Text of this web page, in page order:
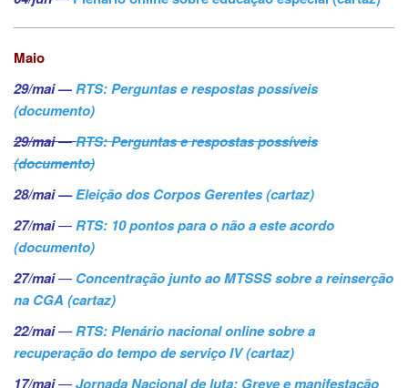
Maio
29/mai—RTS: Perguntas e respostas possíveis
(documento)
29/mai—RTS: Perguntas e respostas possíveis
(documento)
28/mai—Eleição dos Corpos Gerentes (cartaz)
27/mai—RTS: 10 pontos para o não a este acordo
(documento)
27/mai— Concentração junto ao MTSSS sobre a reinserção
na CGA (cartaz)
22/mai—RTS: Plenário nacional online sobre a
recuperação do tempo de serviço IV (cartaz)
17/mai—Jornada Nacional de luta: Greve e manifestação